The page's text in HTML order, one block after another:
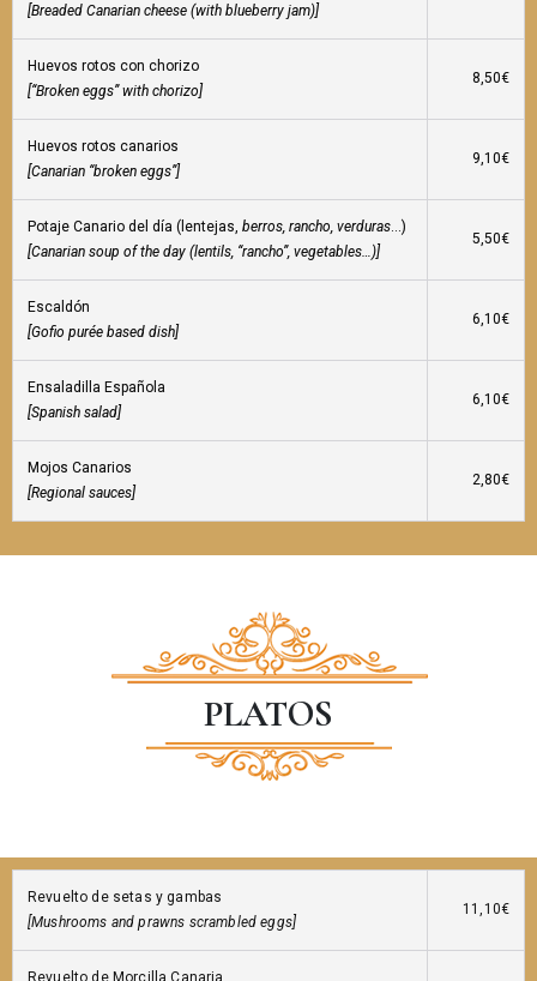
[Breaded Canarian cheese (with blueberry jam)]
Huevos rotos con chorizo
[“Broken eggs” with chorizo]
8,50€
Huevos rotos canarios
[Canarian “broken eggs”]
9,10€
Potaje Canario del día (lentejas, berros, rancho, verduras …)
[Canarian soup of the day (lentils, “rancho”, vegetables…)]
5,50€
Escaldón
[Gofio purée based dish]
6,10€
Ensaladilla Española
[Spanish salad]
6,10€
Mojos Canarios
[Regional sauces]
2,80€
PLATOS
Revuelto de setas y gambas
[Mushrooms and prawns scrambled eggs]
11,10€
Revuelto de Morcilla Canaria